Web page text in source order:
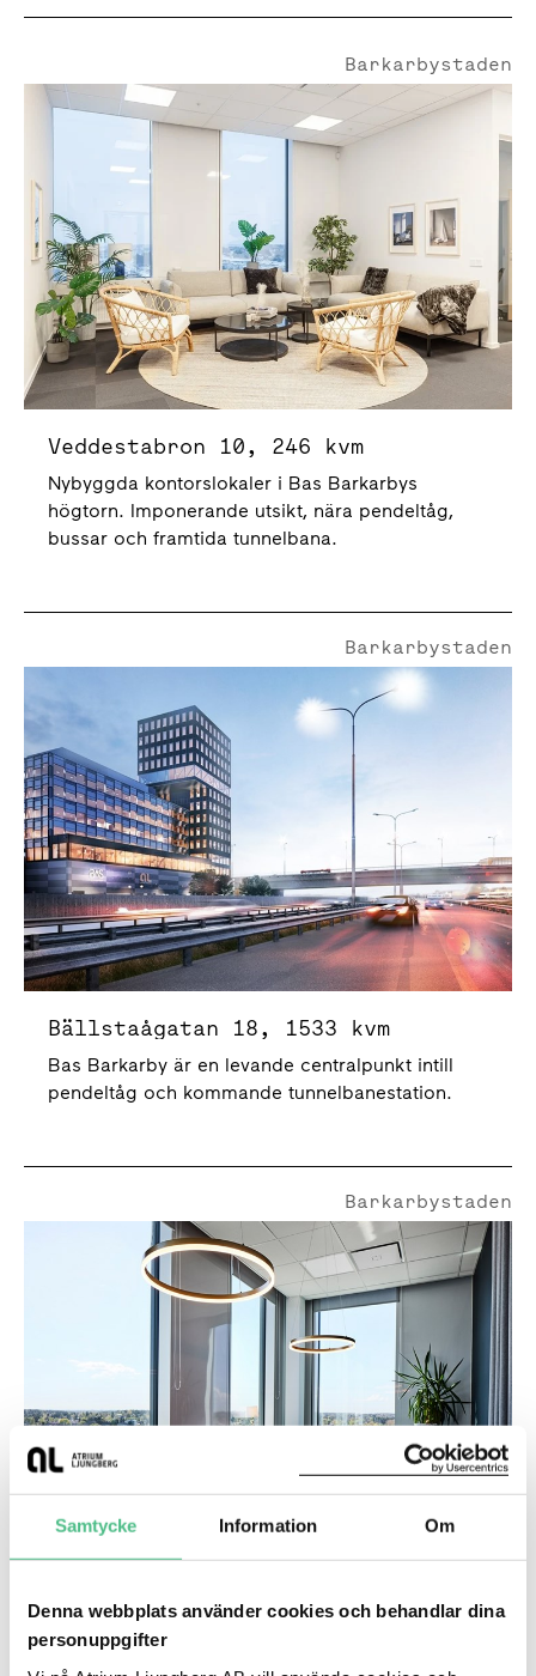
Samtycke Information Om
Denna webbplats använder cookies och behandlar dina
personuppgifter
Veddestabron 10
Barkarbystaden
Veddestabron 10, 246 kvm
Nybyggda kontorslokaler i Bas Barkarbys
högtorn. Imponerande utsikt, nära pendeltåg,
bussar och framtida tunnelbana.
Barkarbystaden
Bällstaågatan 18, 1533 kvm
Bas Barkarby är en levande centralpunkt intill
pendeltåg och kommande tunnelbanestation.
Veddestabron 10
Barkarbystaden
Högst upp med egen våning och imponerande
utsikt